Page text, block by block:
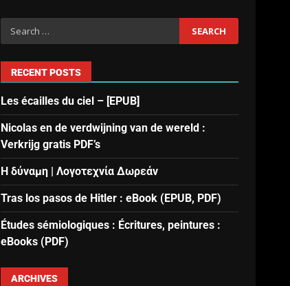
RECENT POSTS
Les écailles du ciel – [EPUB]
Nicolas en de verdwijning van de wereld :
Verkrijg gratis PDF’s
Η δύναμη | Λογοτεχνία Δωρεάν
Tras los pasos de Hitler : eBook (EPUB, PDF)
Études sémiologiques : Écritures, peintures :
eBooks (PDF)
ARCHIVES